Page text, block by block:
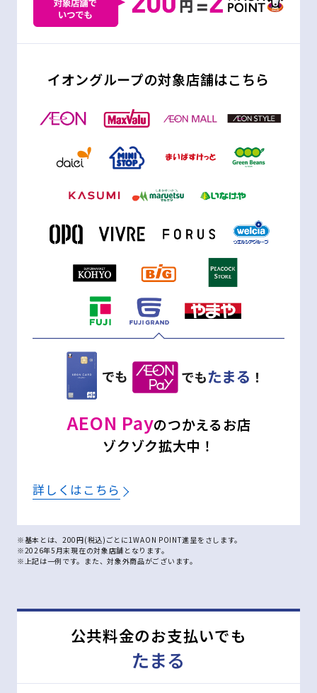
イオングループの対象店舗はこちら
AEON Payのつかえるお店
ゾクゾク拡大中！
詳しくはこちら
※基本とは、200円(税込)ごとに1WAON POINT進呈をさします。
※2026年5月末現在の対象店舗となります。
※上記は一例です。また、対象外商品がございます。
公共料金のお支払いでも
たまる